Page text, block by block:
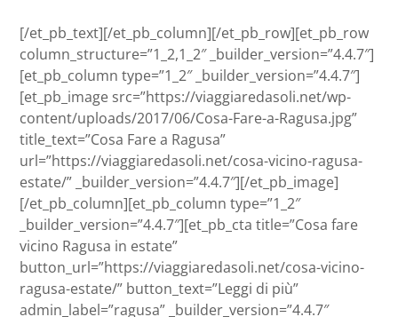
[/et_pb_text][/et_pb_column][/et_pb_row][et_pb_row
column_structure=”1_2,1_2″ _builder_version=”4.4.7″]
[et_pb_column type=”1_2″ _builder_version=”4.4.7″]
[et_pb_image src=”https://viaggiaredasoli.net/wp-
content/uploads/2017/06/Cosa-Fare-a-Ragusa.jpg”
title_text=”Cosa Fare a Ragusa”
url=”https://viaggiaredasoli.net/cosa-vicino-ragusa-
estate/” _builder_version=”4.4.7″][/et_pb_image]
[/et_pb_column][et_pb_column type=”1_2″
_builder_version=”4.4.7″][et_pb_cta title=”Cosa fare
vicino Ragusa in estate”
button_url=”https://viaggiaredasoli.net/cosa-vicino-
ragusa-estate/” button_text=”Leggi di più”
admin_label=”ragusa” _builder_version=”4.4.7″